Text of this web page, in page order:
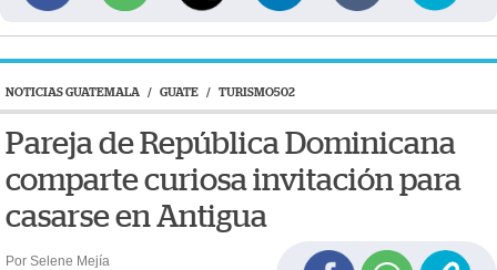
NOTICIAS GUATEMALA / GUATE / TURISMO502
Pareja de República Dominicana
comparte curiosa invitación para
casarse en Antigua
Por Selene Mejía